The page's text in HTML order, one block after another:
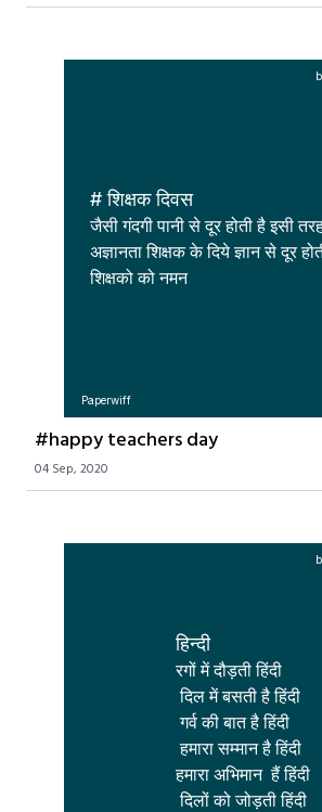
# शिक्षक दिवस
जैसी गंदगी पानी से दूर होती है इसी
अज्ञानता शिक्षक के दिये ज्ञान से दूर
शिक्षको को नमन
Paperwiff
#happy teachers day
04 Sep, 2020
हिन्दी
रगों में दौड़ती हिंदी
दिल में बसती है हिंदी
गर्व की बात है हिंदी
हमारा सम्मान है हिंदी
हमारा अभिमान  हैं हिंदी
दिलों को जोड़ती हिंदी